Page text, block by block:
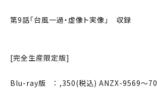
第9話「台風一過・虚像ト実像」 収録
[完全生産限定版]
Blu-ray版 ： ,350(税込) ANZX-9569〜70